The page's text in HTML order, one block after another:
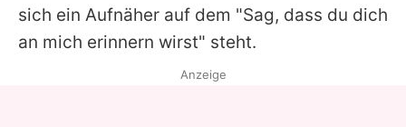
sich ein Aufnäher auf dem "Sag, dass du dich
an mich erinnern wirst" steht.
Anzeige